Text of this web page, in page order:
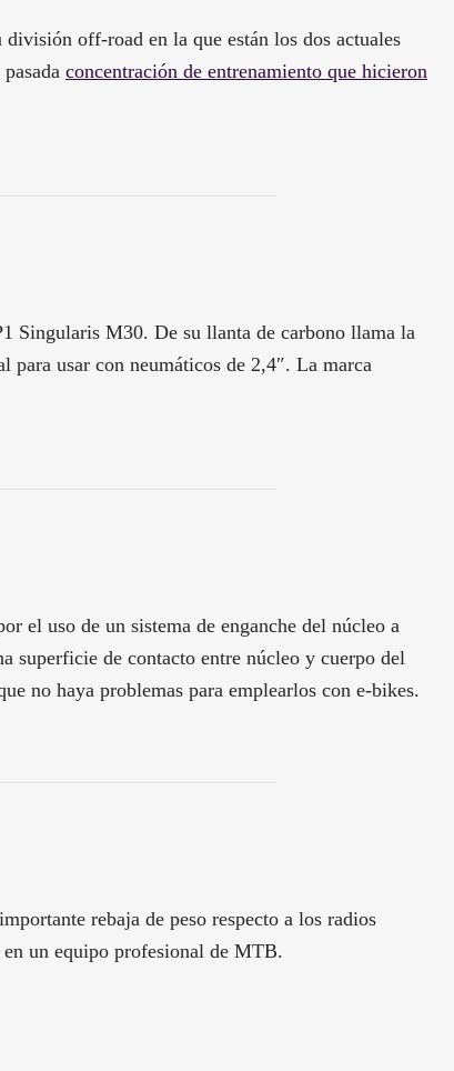
off-road en la que están los dos actuales
concentración de entrenamiento que hicieron
Singularis M30. De su llanta de carbono llama la
para usar con neumáticos de 2,4″. La marca
el uso de un sistema de enganche del núcleo a
superficie de contacto entre núcleo y cuerpo del
no haya problemas para emplearlos con e-bikes.
rebaja de peso respecto a los radios
un equipo profesional de MTB.